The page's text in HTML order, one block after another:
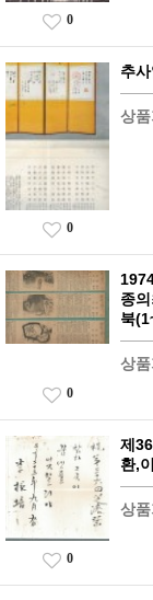
0
추
상
0
종
북
상
0
제
환,
상
0